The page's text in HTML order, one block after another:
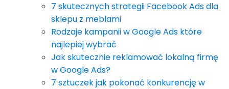
7 skutecznych strategii Facebook Ads dla
sklepu z meblami
Rodzaje kampanii w Google Ads które
najlepiej wybrać
Jak skutecznie reklamować lokalną firmę
w Google Ads?
7 sztuczek jak pokonać konkurencję w